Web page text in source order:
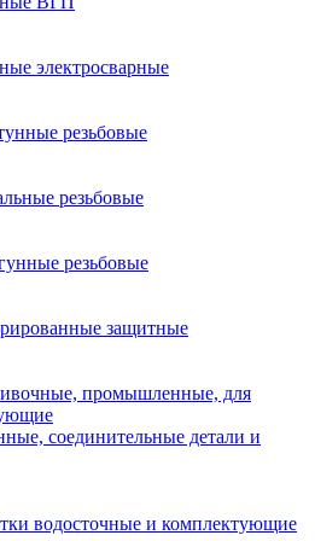
электросварные
резьбовые
резьбовые
резьбовые
защитные
промышленные, для
соединительные детали и
водосточные и комплектующие